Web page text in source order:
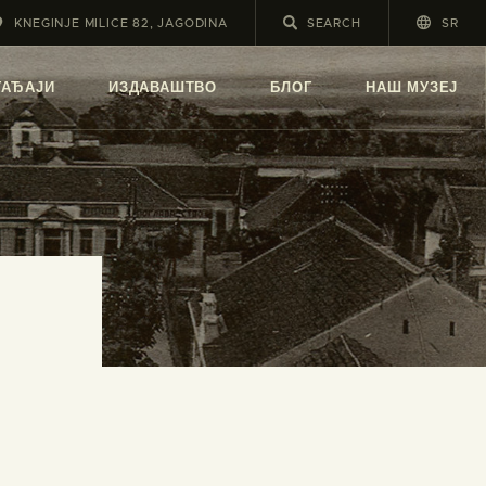
KNEGINJE MILICE 82, JAGODINA SR
ИЗДАВАШТВО БЛОГ НАШ МУЗЕЈ